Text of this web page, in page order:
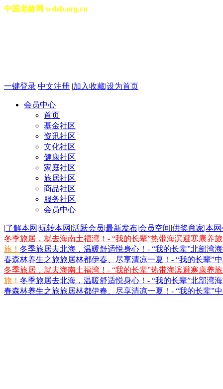
中国老龄网 wdzb.org.cn
一键登录 中文注册 |加入收藏|设为首页
会员中心
首页
基金社区
资讯社区
文化社区
健康社区
家庭社区
旅居社区
商品社区
服务社区
会员中心
|了解本网 |玩转本网 |活跃会员|最新发布|会员空间|供奖商家|本
冬季旅居，就去海南土福湾！- “我的长辈”热带海滨避寒康养
旅！ 冬季旅居去北海，温暖舒适悦身心！- “我的长辈”北部湾
春森林养生之旅旅居林都伊春、尽享清凉一夏！- “我的长辈”
冬季旅居，就去海南土福湾！- “我的长辈”热带海滨避寒康养
旅！ 冬季旅居去北海，温暖舒适悦身心！- “我的长辈”北部湾
春森林养生之旅旅居林都伊春、尽享清凉一夏！- “我的长辈”